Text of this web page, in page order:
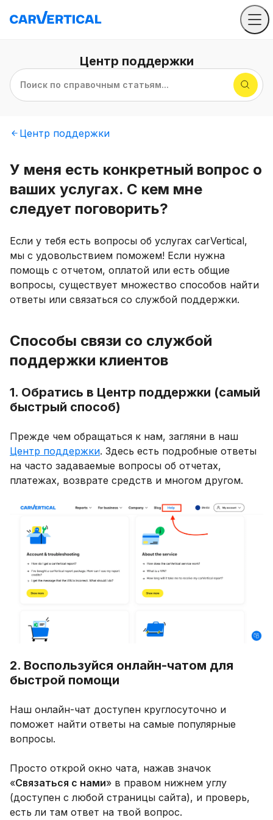
Центр поддержки
Поиск по справочным статьям...
Центр поддержки
У меня есть конкретный вопрос о
ваших услугах. С кем мне
следует поговорить?
Если у тебя есть вопросы об услугах carVertical,
мы с удовольствием поможем! Если нужна
помощь с отчетом, оплатой или есть общие
вопросы, существует множество способов найти
ответы или связаться со службой поддержки.
Способы связи со службой
поддержки клиентов
1. Обратись в Центр поддержки (самый
быстрый способ)
Прежде чем обращаться к нам, загляни в наш
Центр поддержки. Здесь есть подробные ответы
на часто задаваемые вопросы об отчетах,
платежах, возврате средств и многом другом.
2. Воспользуйся онлайн-чатом для
быстрой помощи
Наш онлайн-чат доступен круглосуточно и
поможет найти ответы на самые популярные
вопросы.
Просто открой окно чата, нажав значок
«Связаться с нами» в правом нижнем углу
(доступен с любой страницы сайта), и проверь,
есть ли там ответ на твой вопрос.